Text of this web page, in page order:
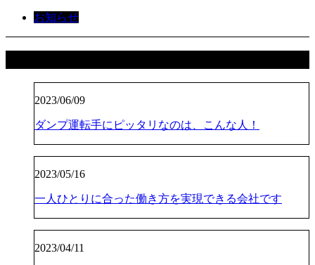
お知らせ
2023/06/09
ダンプ運転手にピッタリなのは、こんな人！
2023/05/16
一人ひとりに合った働き方を実現できる会社です
2023/04/11